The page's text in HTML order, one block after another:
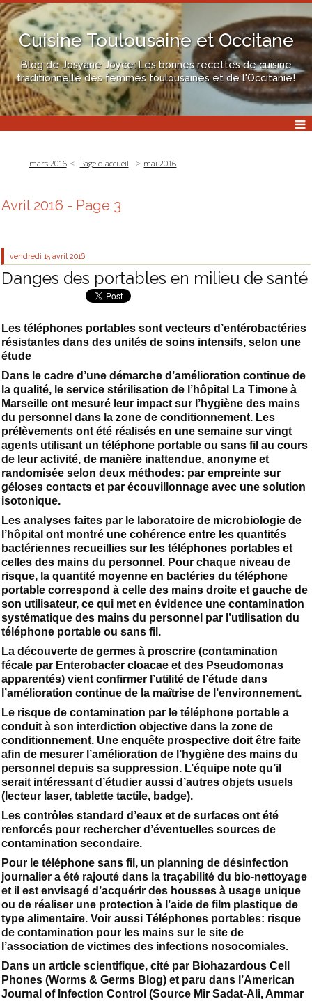
Cuisine Toulousaine et Occitane
Blog de Josyane Joyce: Les bonnes recettes de cuisine
traditionnelle des femmes toulousaines et de l'Occitanie!
mars 2016 Page d'accueil mai 2016
Avril 2016 - Page 3
vendredi 15 avril 2016
Danges des portables en milieu de santé
Les téléphones portables sont vecteurs d’entérobactéries
résistantes dans des unités de soins intensifs, selon une
étude
Dans le cadre d’une démarche d’amélioration continue de
la qualité, le service stérilisation de l’hôpital La Timone à
Marseille ont mesuré leur impact sur l’hygiène des mains
du personnel dans la zone de conditionnement. Les
prélèvements ont été réalisés en une semaine sur vingt
agents utilisant un téléphone portable ou sans fil au cours
de leur activité, de manière inattendue, anonyme et
randomisée selon deux méthodes: par empreinte sur
géloses contacts et par écouvillonnage avec une solution
isotonique.
Les analyses faites par le laboratoire de microbiologie de
l’hôpital ont montré une cohérence entre les quantités
bactériennes recueillies sur les téléphones portables et
celles des mains du personnel. Pour chaque niveau de
risque, la quantité moyenne en bactéries du téléphone
portable correspond à celle des mains droite et gauche de
son utilisateur, ce qui met en évidence une contamination
systématique des mains du personnel par l’utilisation du
téléphone portable ou sans fil.
La découverte de germes à proscrire (contamination
fécale par Enterobacter cloacae et des Pseudomonas
apparentés) vient confirmer l’utilité de l’étude dans
l’amélioration continue de la maîtrise de l’environnement.
Le risque de contamination par le téléphone portable a
conduit à son interdiction objective dans la zone de
conditionnement. Une enquête prospective doit être faite
afin de mesurer l’amélioration de l’hygiène des mains du
personnel depuis sa suppression. L’équipe note qu’il
serait intéressant d’étudier aussi d’autres objets usuels
(lecteur laser, tablette tactile, badge).
Les contrôles standard d’eaux et de surfaces ont été
renforcés pour rechercher d’éventuelles sources de
contamination secondaire.
Pour le téléphone sans fil, un planning de désinfection
journalier a été rajouté dans la traçabilité du bio-nettoyage
et il est envisagé d’acquérir des housses à usage unique
ou de réaliser une protection à l’aide de film plastique de
type alimentaire. Voir aussi Téléphones portables: risque
de contamination pour les mains sur le site de
l’association de victimes des infections nosocomiales.
Dans un article scientifique, cité par Biohazardous Cell
Phones (Worms & Germs Blog) et paru dans l’American
Journal of Infection Control (Source Mir Sadat-Ali, Ammar